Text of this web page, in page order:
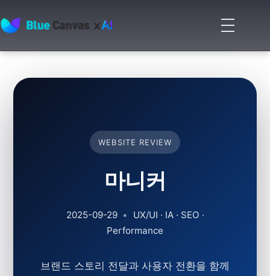
BLUECANVAS
메
뉴
기
WEBSITE REVIEW
마니커
2025-09-29 •
UX/UI · IA · SEO ·
Performance
브랜드 스토리 전달과 사용자 전환을 함께